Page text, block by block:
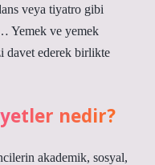
veya tiyatro gibi
Yemek ve yemek
davet ederek birlikte
nedir?
akademik, sosyal,